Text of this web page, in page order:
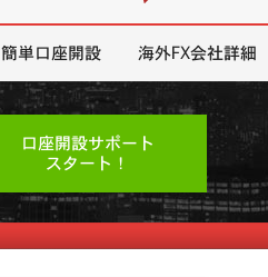
簡単口座開設 海外FX会社詳細
口座開設サポート
スタート！